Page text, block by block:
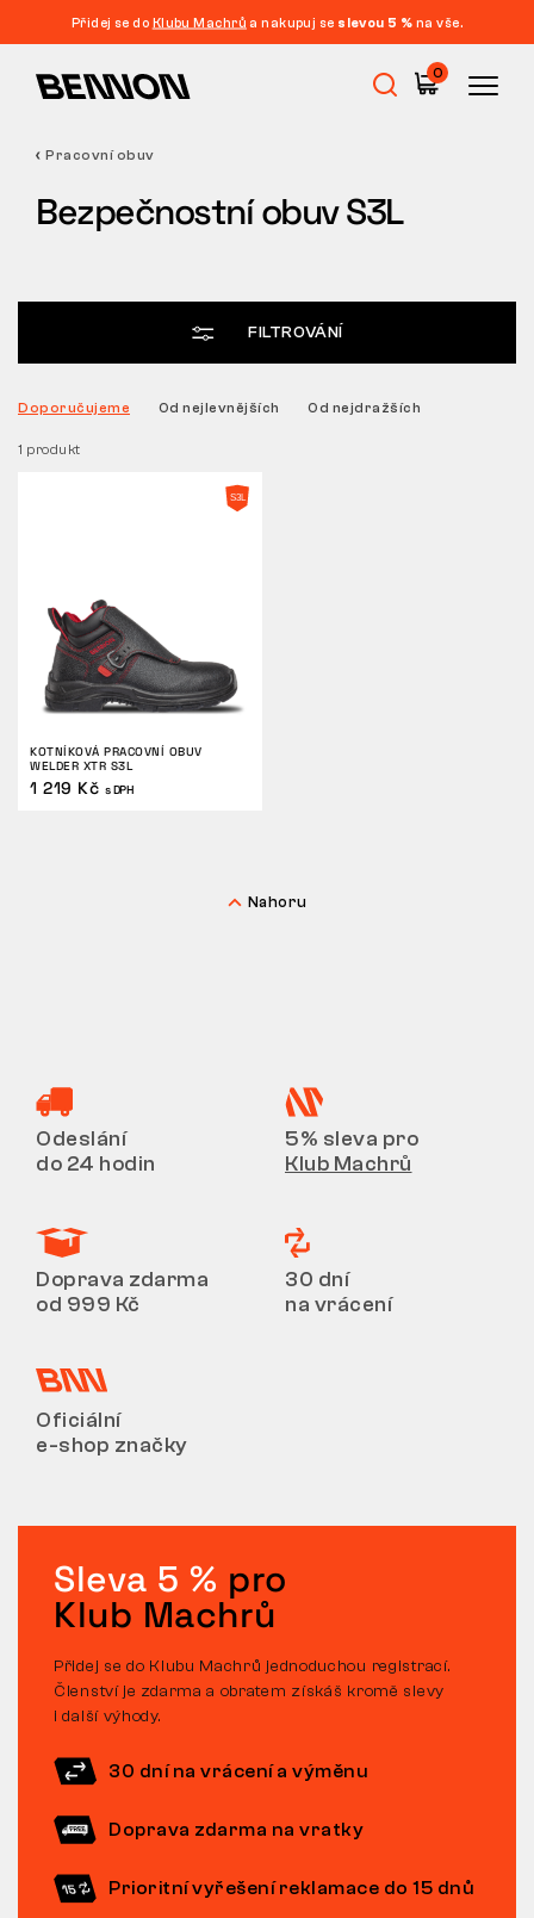
Přidej se do Klubu Machrů a nakupuj se slevou 5 % na vše.
0
Outdoor
Volnočasová obuv
Tactical
Oblečení
VŠE O NÁKUPU
VRÁCENÍ/VÝMĚNA
Pracovní obuv
Bezpečnostní obuv S3L
FILTROVÁNÍ
Filtrace
SMAZAT FILTRY
1 produkt
Doporučujeme Od nejlevnějších Od nejdražších
KOTNÍKOVÁ PRACOVNÍ OBUV
WELDER XTR S3L
1 219 Kč s DPH
Nahoru
Odeslání
do 24 hodin
5% sleva pro
Klub Machrů
Doprava zdarma
od 999 Kč
30 dní
na vrácení
Oficiální
e-shop značky
Sleva 5 % pro
Klub Machrů
Přidej se do Klubu Machrů jednoduchou registrací.
Členství je zdarma a obratem získáš kromě slevy
i další výhody.
30 dní na vrácení a výměnu
Doprava zdarma na vratky
Prioritní vyřešení reklamace do 15 dnů